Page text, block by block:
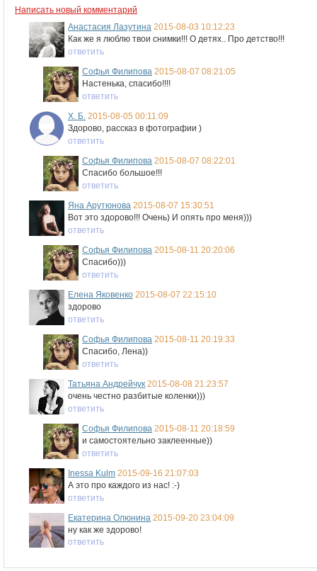
Написать новый комментарий
Анастасия Лазутина 2015-08-03 10:12:23
Как же я люблю твои снимки!!! О детях.. Про детство!!!
ответить
Софья Филипова 2015-08-07 08:21:05
Настенька, спасибо!!!!
ответить
Х. Б. 2015-08-05 00:11:09
Здорово, рассказ в фотографии )
ответить
Софья Филипова 2015-08-07 08:22:01
Спасибо большое!!!
ответить
Яна Арутюнова 2015-08-07 15:30:51
Вот это здорово!!! Очень) И опять про меня)))
ответить
Софья Филипова 2015-08-11 20:20:06
Спасибо)))
ответить
Елена Яковенко 2015-08-07 22:15:10
здорово
ответить
Софья Филипова 2015-08-11 20:19:33
Спасибо, Лена))
ответить
Татьяна Андрейчук 2015-08-08 21:23:57
очень честно разбитые коленки)))
ответить
Софья Филипова 2015-08-11 20:18:59
и самостоятельно заклеенные))
ответить
Inessa Kulm 2015-09-16 21:07:03
А это про каждого из нас! :-)
ответить
Екатерина Олюнина 2015-09-20 23:04:09
ну как же здорово!
ответить